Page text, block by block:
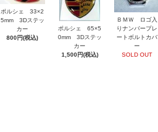
ポルシェ 33×2
5mm 3Dステッ
カー
800円(税込)
ポルシェ 65×5
0mm 3Dステッ
カー
1,500円(税込)
ＢＭＷ ロゴ入
りナンバープレ
ートボルトカバ
ー
SOLD OUT